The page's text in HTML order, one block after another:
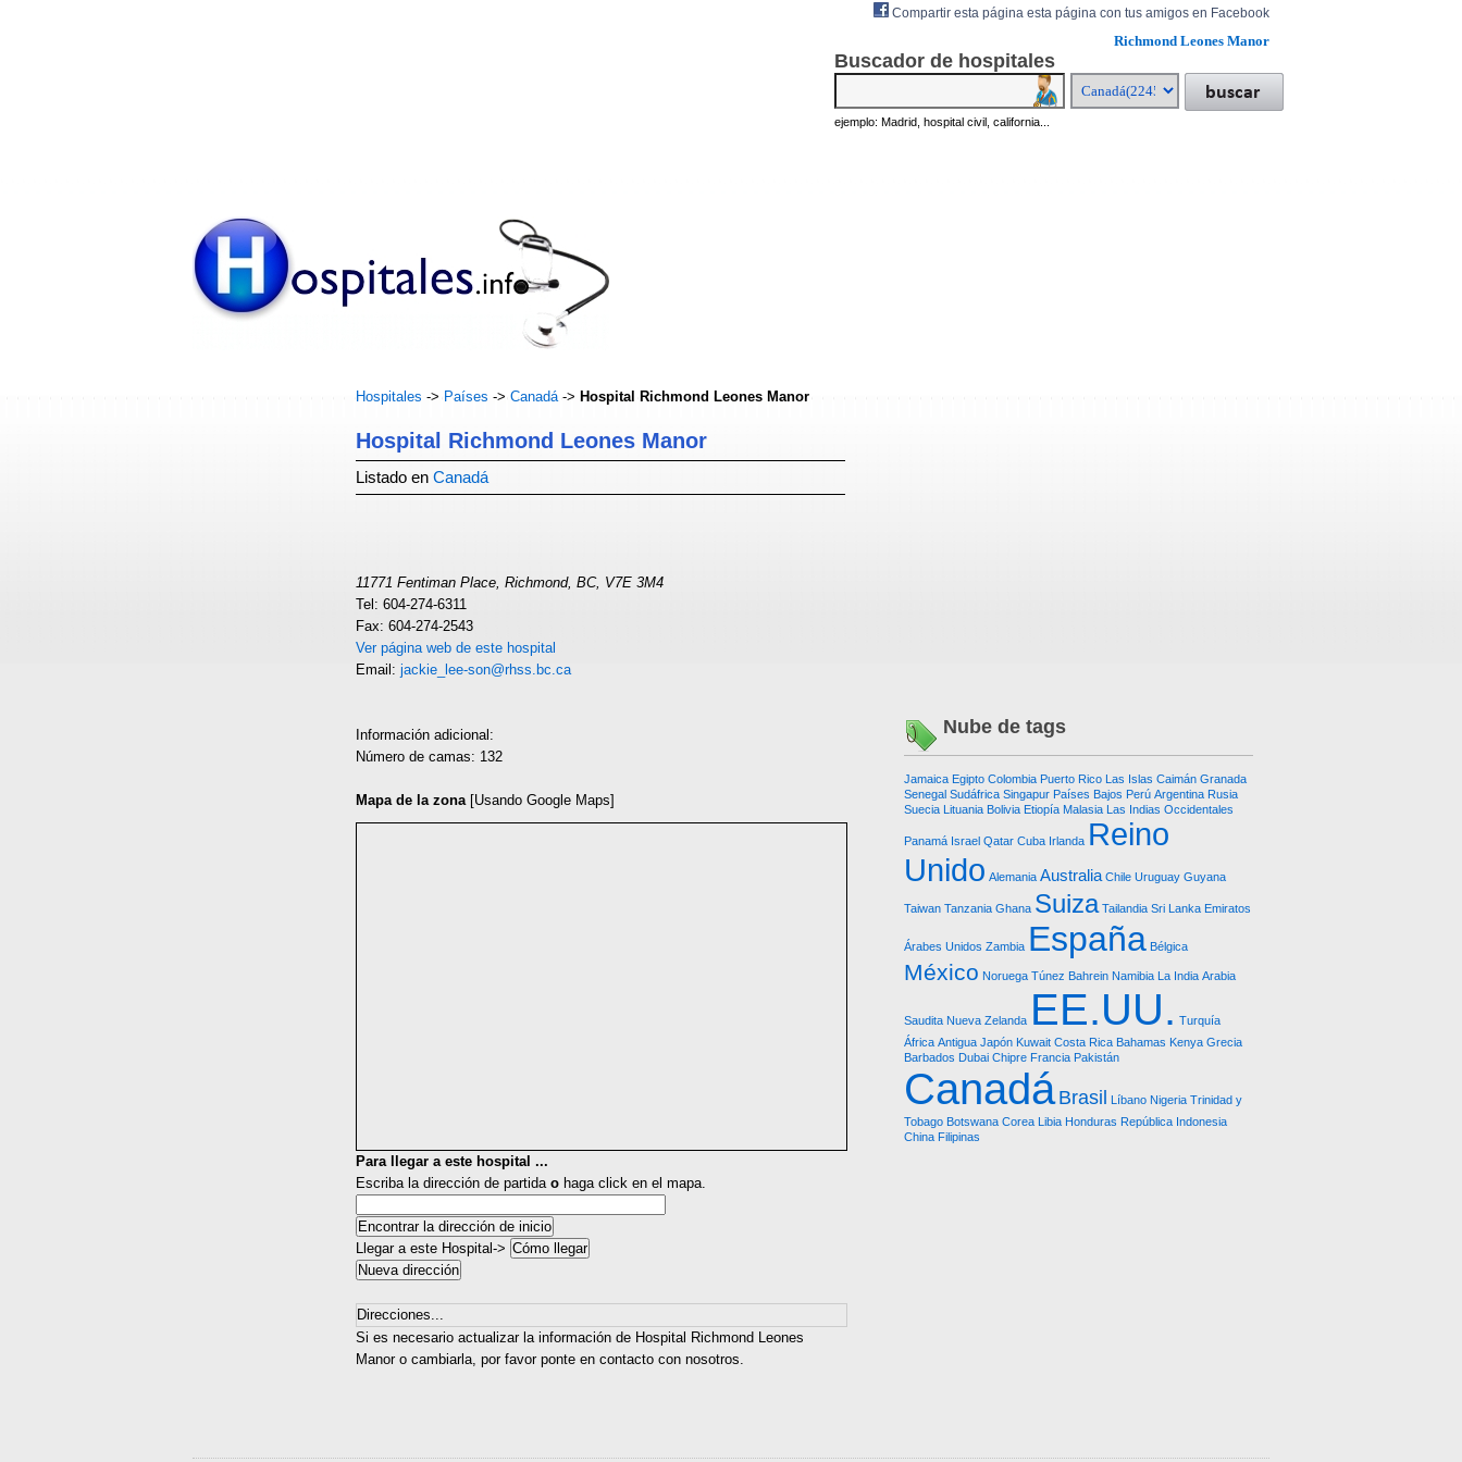
Richmond Leones Manor
Buscador de hospitales
ejemplo: Madrid, hospital civil, california...
Hospitales -> Países -> Canadá-> Hospital Richmond Leones Manor
Hospital Richmond Leones Manor
Listado en Canadá
11771 Fentiman Place, Richmond, BC, V7E 3M4
Tel: 604-274-6311
Fax: 604-274-2543
Ver página web de este hospital
Email: jackie_lee-son@rhss.bc.ca
Información adicional:
Número de camas: 132
Mapa de la zona[Usando Google Maps]
Para llegar a este hospital ...
Escriba la dirección de partida o haga click en el mapa.
Llegar a este Hospital->
Direcciones...
Si es necesario actualizar la información de Hospital Richmond Leones
Manor o cambiarla, por favor ponte en contacto con nosotros.
Nube de tags
Jamaica Egipto Colombia Puerto Rico Las Islas Caimán Granada
Senegal Sudáfrica Singapur Países Bajos Perú Argentina Rusia
Suecia Lituania Bolivia Etiopía Malasia Las Indias Occidentales
Panamá Israel Qatar Cuba Irlanda Reino
Unido Alemania Australia Chile Uruguay Guyana
Taiwan Tanzania Ghana Suiza Tailandia Sri Lanka Emiratos
Árabes Unidos Zambia España Bélgica
México Noruega Túnez Bahrein Namibia La India Arabia
Saudita Nueva Zelanda EE.UU. Turquía
África Antigua Japón Kuwait Costa Rica Bahamas Kenya Grecia
Barbados Dubai Chipre Francia Pakistán
Canadá Brasil Líbano Nigeria Trinidad y
Tobago Botswana Corea Libia Honduras República Indonesia
China Filipinas
Compartir esta página esta página con tus amigos en Facebook